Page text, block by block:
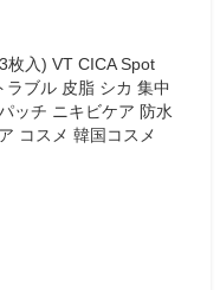
枚入) VT CICA Spot
ブル 皮脂 シカ 集中
ッチ ニキビケア 防水
コスメ 韓国コスメ